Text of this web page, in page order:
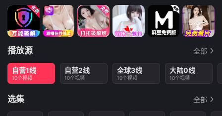
播放源 全部
自营1线
10个视频
自营2线
10个视频
全球3线
10个视频
大陆0线
10个视频
选集 全部